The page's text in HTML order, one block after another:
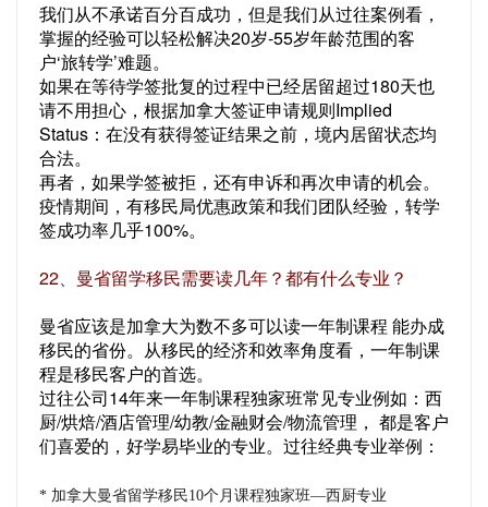
我们从不承诺百分百成功，但是我们从过往案例看，
掌握的经验可以轻松解决20岁-55岁年龄范围的客
户‘旅转学’难题。
如果在等待学签批复的过程中已经居留超过180天也
请不用担心，根据加拿大签证申请规则Implied
Status：在没有获得签证结果之前，境内居留状态均
合法。
再者，如果学签被拒，还有申诉和再次申请的机会。
疫情期间，有移民局优惠政策和我们团队经验，转学
签成功率几乎100%。
22、曼省留学移民需要读几年？都有什么专业？
曼省应该是加拿大为数不多可以读一年制课程 能办成
移民的省份。从移民的经济和效率角度看，一年制课
程是移民客户的首选。
过往公司14年来一年制课程独家班常见专业例如：西
厨/烘焙/酒店管理/幼教/金融财会/物流管理， 都是客户
们喜爱的，好学易毕业的专业。过往经典专业举例：
* 加拿大曼省留学移民10个月课程独家班—西厨专业